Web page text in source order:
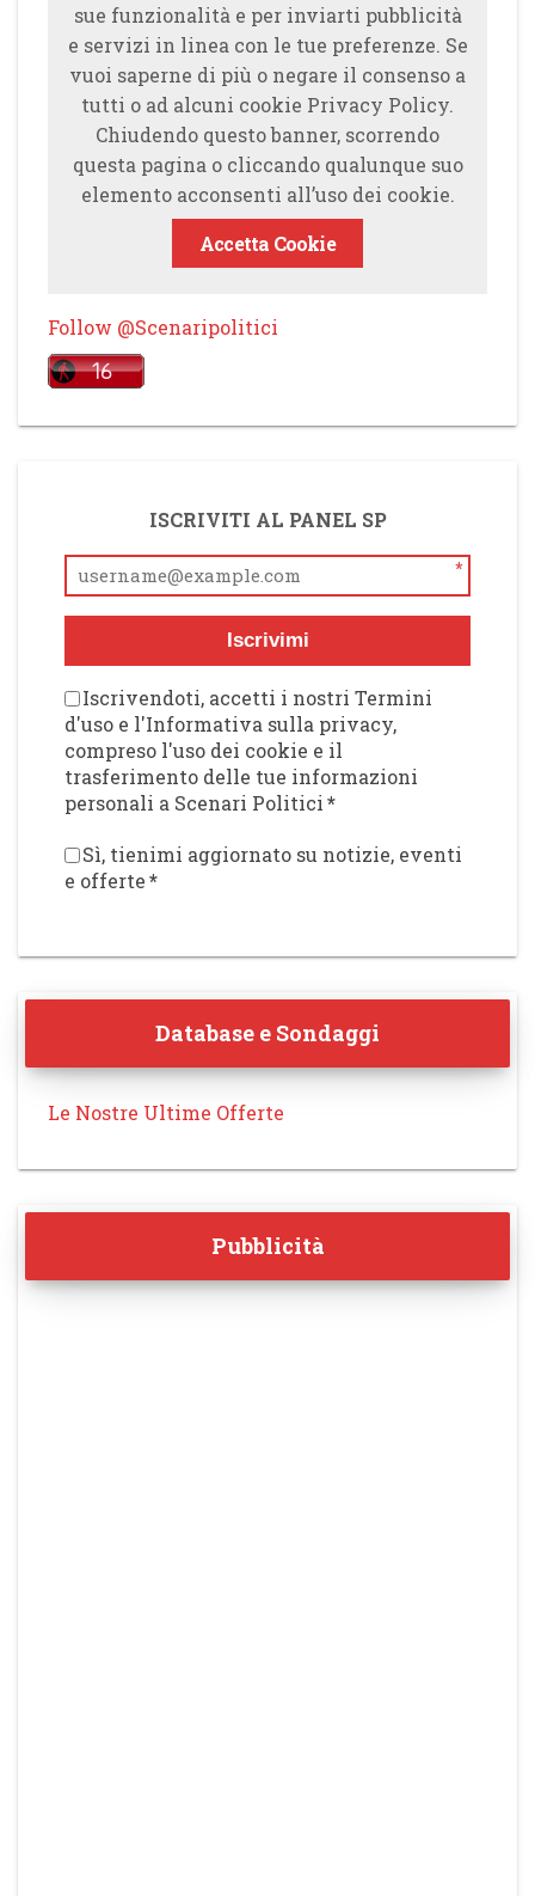
sue funzionalità e per inviarti pubblicità
e servizi in linea con le tue preferenze. Se
vuoi saperne di più o negare il consenso a
tutti o ad alcuni cookie Privacy Policy.
Chiudendo questo banner, scorrendo
questa pagina o cliccando qualunque suo
elemento acconsenti all’uso dei cookie.
Accetta Cookie
Follow @Scenaripolitici
ISCRIVITI AL PANEL SP
*
Iscrivimi
Iscrivendoti, accetti i nostri Termini
d'uso e l'Informativa sulla privacy,
compreso l'uso dei cookie e il
trasferimento delle tue informazioni
personali a Scenari Politici*
Sì, tienimi aggiornato su notizie, eventi
e offerte*
Database e Sondaggi
Le Nostre Ultime Offerte
Pubblicità